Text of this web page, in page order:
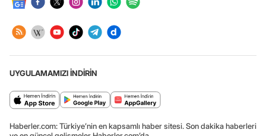
UYGULAMAMIZI İNDİRİN
Haberler.com: Türkiye’nin en kapsamlı haber sitesi. Son dakika haberleri